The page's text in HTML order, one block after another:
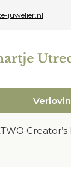
juwelier.nl